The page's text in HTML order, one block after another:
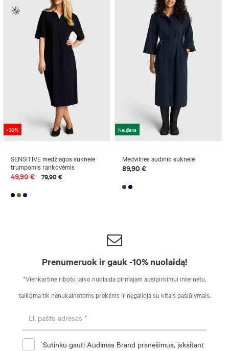
-38 %
SENSITIVE medžiagos suknelė
trumpomis rankovėmis
49,90 € 79,90 €
Naujiena
Medvilnės audinio suknelė
89,90 €
Prenumeruok ir gauk -10% nuolaidą!
*Vienkartinė riboto laiko nuolaida pirmajam apsipirkimui internetu,
taikoma tik nenukainotoms prekėms ir negalioja su kitais pasiūlymais.
Sutinku gauti Audimas Brand pranešimus, įskaitant